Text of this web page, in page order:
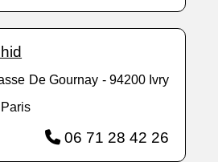
De Gournay - 94200 Ivry
06 71 28 42 26